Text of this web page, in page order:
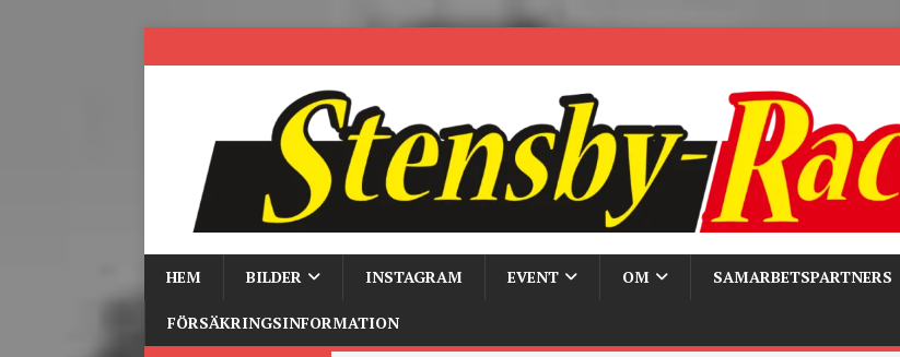
HEM BILDER INSTAGRAM EVENT OM SAMARBETSPARTNERS
FÖRSÄKRINGSINFORMATION